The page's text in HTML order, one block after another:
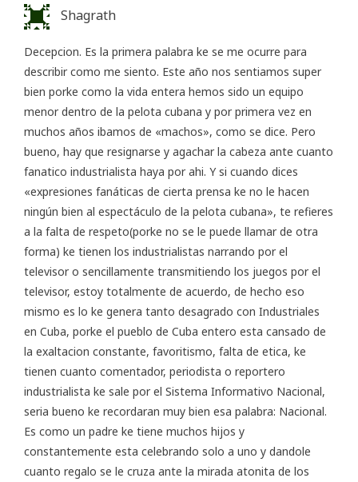
Shagrath
Decepcion. Es la primera palabra ke se me ocurre para
describir como me siento. Este año nos sentiamos super
bien porke como la vida entera hemos sido un equipo
menor dentro de la pelota cubana y por primera vez en
muchos años ibamos de «machos», como se dice. Pero
bueno, hay que resignarse y agachar la cabeza ante cuanto
fanatico industrialista haya por ahi. Y si cuando dices
«expresiones fanáticas de cierta prensa ke no le hacen
ningún bien al espectáculo de la pelota cubana», te refieres
a la falta de respeto(porke no se le puede llamar de otra
forma) ke tienen los industrialistas narrando por el
televisor o sencillamente transmitiendo los juegos por el
televisor, estoy totalmente de acuerdo, de hecho eso
mismo es lo ke genera tanto desagrado con Industriales
en Cuba, porke el pueblo de Cuba entero esta cansado de
la exaltacion constante, favoritismo, falta de etica, ke
tienen cuanto comentador, periodista o reportero
industrialista ke sale por el Sistema Informativo Nacional,
seria bueno ke recordaran muy bien esa palabra: Nacional.
Es como un padre ke tiene muchos hijos y
constantemente esta celebrando solo a uno y dandole
cuanto regalo se le cruza ante la mirada atonita de los